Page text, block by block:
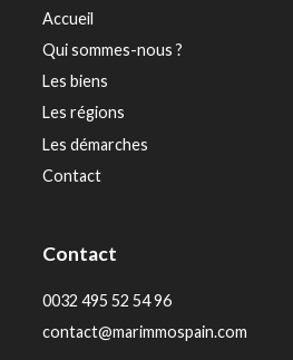
Accueil
Qui sommes-nous ?
Les biens
Les régions
Les démarches
Contact
Contact
0032 495 52 54 96
contact@marimmospain.com